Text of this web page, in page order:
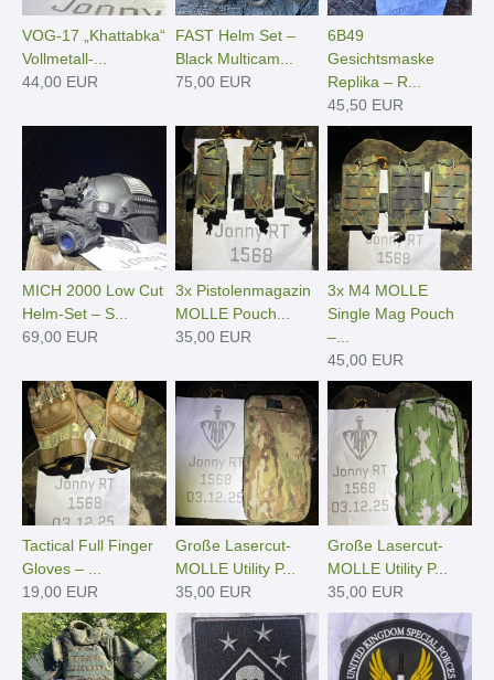
VOG-17 „Khattabka“
Vollmetall-...
44,00 EUR
FAST Helm Set –
Black Multicam...
75,00 EUR
6B49
Gesichtsmaske
Replika – R...
45,50 EUR
MICH 2000 Low Cut
Helm-Set – S...
69,00 EUR
3x Pistolenmagazin
MOLLE Pouch...
35,00 EUR
3x M4 MOLLE
Single Mag Pouch
–...
45,00 EUR
Tactical Full Finger
Gloves – ...
19,00 EUR
Große Lasercut-
MOLLE Utility P...
35,00 EUR
Große Lasercut-
MOLLE Utility P...
35,00 EUR